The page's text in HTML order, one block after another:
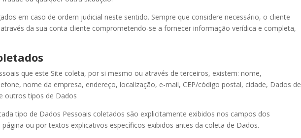
em caso de ordem judicial neste sentido. Sempre que considere necessário, o cliente
da sua conta cliente comprometendo-se a fornecer informação verídica e completa,
que este Site coleta, por si mesmo ou através de terceiros, existem: nome,
nome da empresa, endereço, localização, e-mail, CEP/código postal, cidade, Dados de
outros tipos de Dados
tipo de Dados Pessoais coletados são explicitamente exibidos nos campos dos
ou por textos explicativos específicos exibidos antes da coleta de Dados.